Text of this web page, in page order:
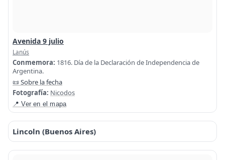
Avenida 9 julio
Lanús
Conmemora: 1816. Día de la Declaración de Independencia de
Argentina.
📜 Sobre la fecha
Fotografía: Nicodos
📍 Ver en el mapa
Lincoln (Buenos Aires)